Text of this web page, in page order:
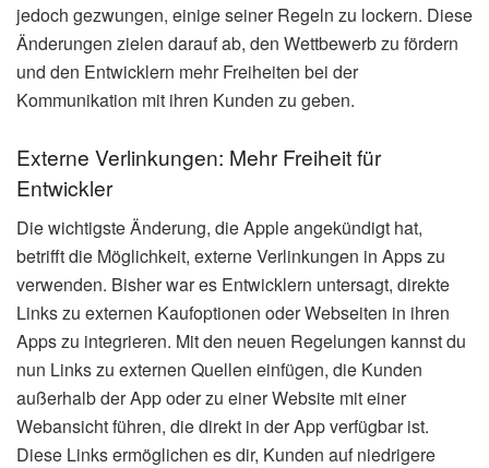
jedoch gezwungen, einige seiner Regeln zu lockern. Diese
Änderungen zielen darauf ab, den Wettbewerb zu fördern
und den Entwicklern mehr Freiheiten bei der
Kommunikation mit ihren Kunden zu geben.
Externe Verlinkungen: Mehr Freiheit für
Entwickler
Die wichtigste Änderung, die Apple angekündigt hat,
betrifft die Möglichkeit, externe Verlinkungen in Apps zu
verwenden. Bisher war es Entwicklern untersagt, direkte
Links zu externen Kaufoptionen oder Webseiten in ihren
Apps zu integrieren. Mit den neuen Regelungen kannst du
nun Links zu externen Quellen einfügen, die Kunden
außerhalb der App oder zu einer Website mit einer
Webansicht führen, die direkt in der App verfügbar ist.
Diese Links ermöglichen es dir, Kunden auf niedrigere